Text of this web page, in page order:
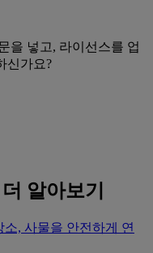
을 넣고, 라이선스를 업
신가요?
알아보기
소, 사물을 안전하게 연